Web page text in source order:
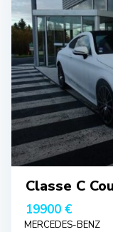
Classe C
19900 €
MERCEDES-BENZ